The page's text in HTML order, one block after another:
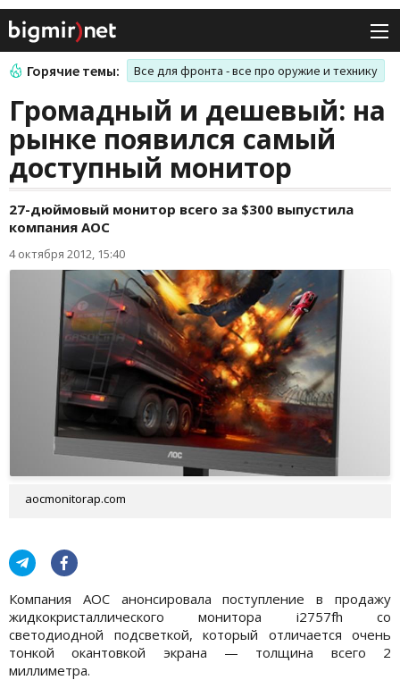
Горячие темы: Все для фронта - все про оружие и технику
Громадный и дешевый: на
рынке появился самый
доступный монитор
27-дюймовый монитор всего за $300 выпустила
компания AOC
4 октября 2012, 15:40
aocmonitorap.com
Компания AOC анонсировала поступление в продажу
жидкокристаллического монитора i2757fh со
светодиодной подсветкой, который отличается очень
тонкой окантовкой экрана — толщина всего 2
миллиметра.